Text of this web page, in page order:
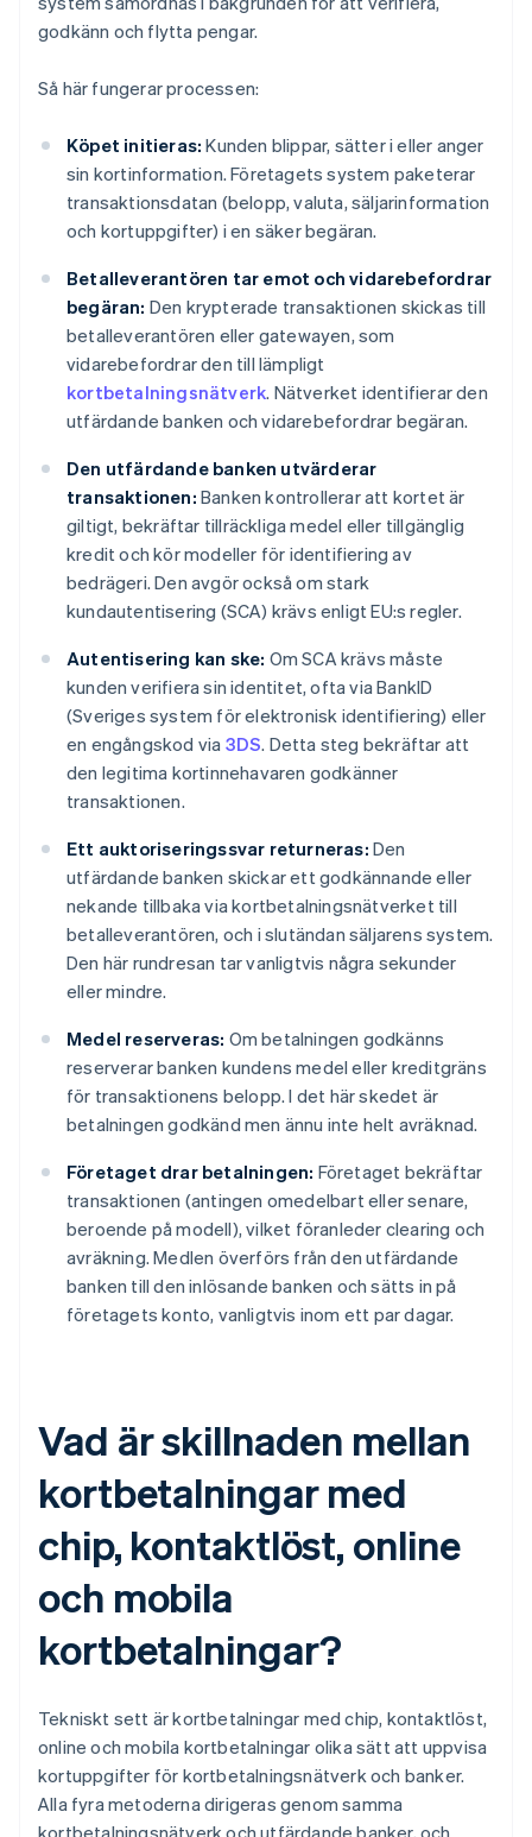
godkänn och flytta pengar.
Så här fungerar processen:
Köpet initieras: Kunden blippar, sätter i eller anger
sin kortinformation. Företagets system paketerar
transaktionsdatan (belopp, valuta, säljarinformation
och kortuppgifter) i en säker begäran.
Betalleverantören tar emot och vidarebefordrar
begäran: Den krypterade transaktionen skickas till
betalleverantören eller gatewayen, som
vidarebefordrar den till lämpligt
kortbetalningsnätverk. Nätverket identifierar den
utfärdande banken och vidarebefordrar begäran.
Den utfärdande banken utvärderar
transaktionen: Banken kontrollerar att kortet är
giltigt, bekräftar tillräckliga medel eller tillgänglig
kredit och kör modeller för identifiering av
bedrägeri. Den avgör också om stark
kundautentisering (SCA) krävs enligt EU:s regler.
Autentisering kan ske: Om SCA krävs måste
kunden verifiera sin identitet, ofta via BankID
(Sveriges system för elektronisk identifiering) eller
en engångskod via 3DS. Detta steg bekräftar att
den legitima kortinnehavaren godkänner
transaktionen.
Ett auktoriseringssvar returneras: Den
utfärdande banken skickar ett godkännande eller
nekande tillbaka via kortbetalningsnätverket till
betalleverantören, och i slutändan säljarens system.
Den här rundresan tar vanligtvis några sekunder
eller mindre.
Medel reserveras: Om betalningen godkänns
reserverar banken kundens medel eller kreditgräns
för transaktionens belopp. I det här skedet är
betalningen godkänd men ännu inte helt avräknad.
Företaget drar betalningen: Företaget bekräftar
transaktionen (antingen omedelbart eller senare,
beroende på modell), vilket föranleder clearing och
avräkning. Medlen överförs från den utfärdande
banken till den inlösande banken och sätts in på
företagets konto, vanligtvis inom ett par dagar.
Vad är skillnaden mellan
kortbetalningar med
chip, kontaktlöst, online
och mobila
kortbetalningar?
Tekniskt sett är kortbetalningar med chip, kontaktlöst,
online och mobila kortbetalningar olika sätt att uppvisa
kortuppgifter för kortbetalningsnätverk och banker.
Alla fyra metoderna dirigeras genom samma